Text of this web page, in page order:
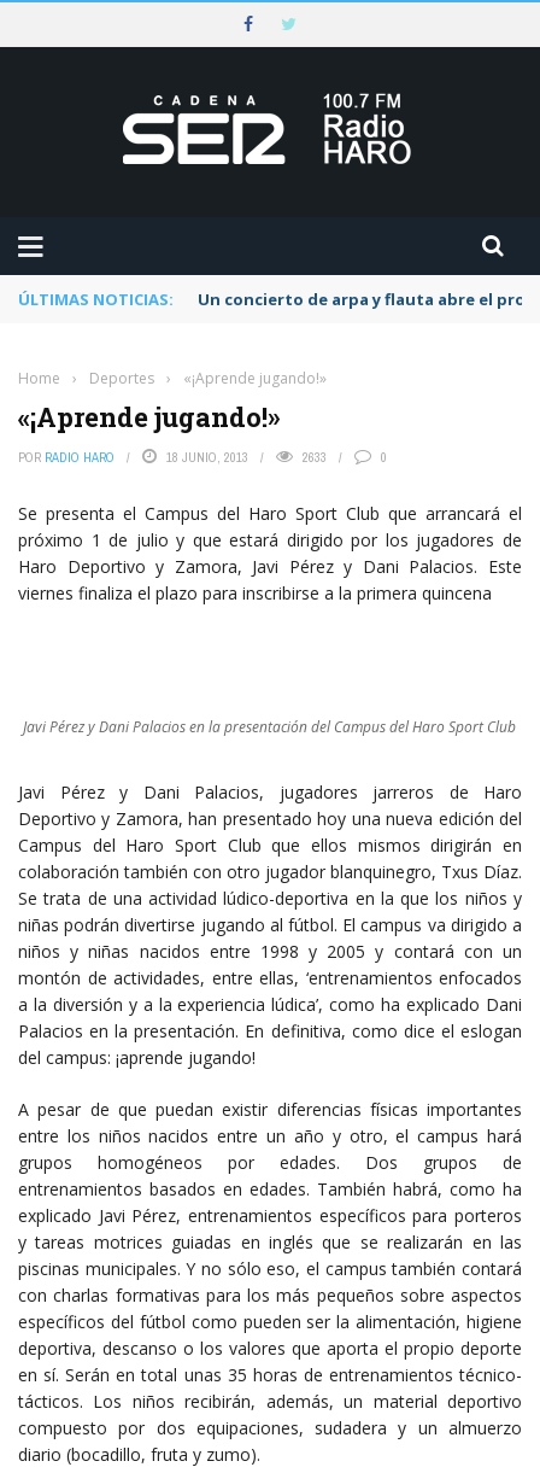
ÚLTIMAS NOTICIAS: Un concierto de arpa y flauta abre el
Home › Deportes › «¡Aprende jugando!»
«¡Aprende jugando!»
POR RADIO HARO 18 JUNIO, 2013 2633 0
Se presenta el Campus del Haro Sport Club que arrancará el
próximo 1 de julio y que estará dirigido por los jugadores de
Haro Deportivo y Zamora, Javi Pérez y Dani Palacios. Este
viernes finaliza el plazo para inscribirse a la primera quincena
Javi Pérez y Dani Palacios en la presentación del Campus del Haro Sport Club
Javi Pérez y Dani Palacios, jugadores jarreros de Haro
Deportivo y Zamora, han presentado hoy una nueva edición del
Campus del Haro Sport Club que ellos mismos dirigirán en
colaboración también con otro jugador blanquinegro, Txus Díaz.
Se trata de una actividad lúdico-deportiva en la que los niños y
niñas podrán divertirse jugando al fútbol. El campus va dirigido a
niños y niñas nacidos entre 1998 y 2005 y contará con un
montón de actividades, entre ellas, ‘entrenamientos enfocados
a la diversión y a la experiencia lúdica’, como ha explicado Dani
Palacios en la presentación. En definitiva, como dice el eslogan
del campus: ¡aprende jugando!
A pesar de que puedan existir diferencias físicas importantes
entre los niños nacidos entre un año y otro, el campus hará
grupos homogéneos por edades. Dos grupos de
entrenamientos basados en edades. También habrá, como ha
explicado Javi Pérez, entrenamientos específicos para porteros
y tareas motrices guiadas en inglés que se realizarán en las
piscinas municipales. Y no sólo eso, el campus también contará
con charlas formativas para los más pequeños sobre aspectos
específicos del fútbol como pueden ser la alimentación, higiene
deportiva, descanso o los valores que aporta el propio deporte
en sí. Serán en total unas 35 horas de entrenamientos técnico-
tácticos. Los niños recibirán, además, un material deportivo
compuesto por dos equipaciones, sudadera y un almuerzo
diario (bocadillo, fruta y zumo).